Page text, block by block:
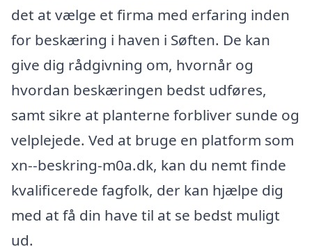
det at vælge et firma med erfaring inden
for beskæring i haven i Søften. De kan
give dig rådgivning om, hvornår og
hvordan beskæringen bedst udføres,
samt sikre at planterne forbliver sunde og
velplejede. Ved at bruge en platform som
xn--beskring-m0a.dk, kan du nemt finde
kvalificerede fagfolk, der kan hjælpe dig
med at få din have til at se bedst muligt
ud.